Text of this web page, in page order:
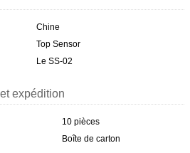
Chine
Top Sensor
Le SS-02
expédition
10 pièces
Boîte de carton